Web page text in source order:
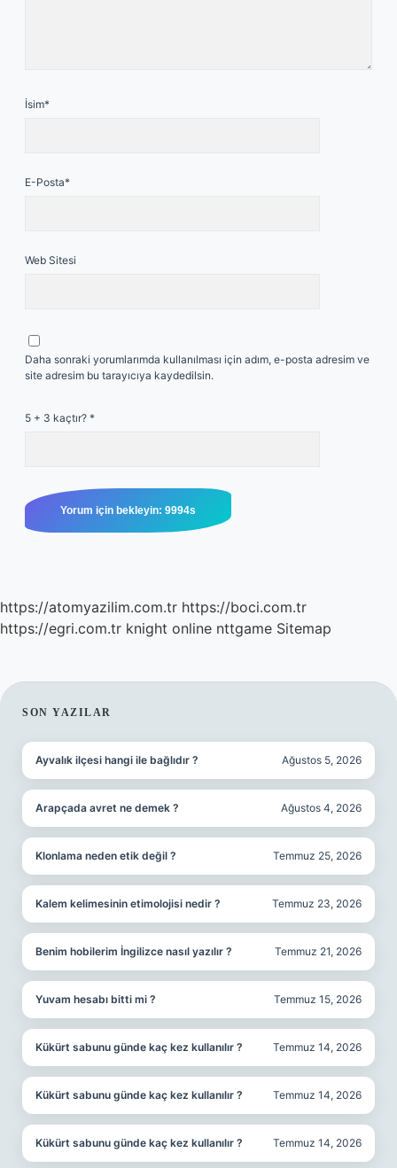
İsim*
E-Posta*
Web Sitesi
Daha sonraki yorumlarımda kullanılması için adım, e-posta adresim ve
site adresim bu tarayıcıya kaydedilsin.
5 + 3 kaçtır? *
https://atomyazilim.com.tr https://boci.com.tr
https://egri.com.tr knight online nttgame Sitemap
SIDEBAR
SON YAZILAR
Ayvalık ilçesi hangi ile bağlıdır ? Ağustos 5, 2026
Arapçada avret ne demek ? Ağustos 4, 2026
Klonlama neden etik değil ? Temmuz 25, 2026
Kalem kelimesinin etimolojisi nedir ? Temmuz 23, 2026
Benim hobilerim İngilizce nasıl yazılır ? Temmuz 21, 2026
Yuvam hesabı bitti mi ? Temmuz 15, 2026
Kükürt sabunu günde kaç kez kullanılır ? Temmuz 14, 2026
Kükürt sabunu günde kaç kez kullanılır ? Temmuz 14, 2026
Kükürt sabunu günde kaç kez kullanılır ? Temmuz 14, 2026